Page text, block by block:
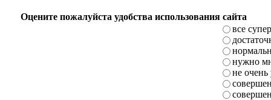
Оцените пожалуйста удобства использования сайта
все супер
нужно
не очень